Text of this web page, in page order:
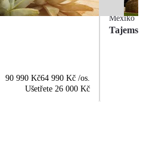
90 990 Kč64 990 Kč /os.
Ušetřete 26 000 Kč
Mexiko